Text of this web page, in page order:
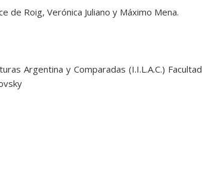
de Roig, Verónica Juliano y Máximo Mena.
Argentina y Comparadas (I.I.L.A.C.) Facultad